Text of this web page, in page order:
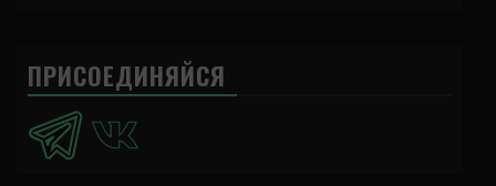
ПРИСОЕДИНЯЙСЯ